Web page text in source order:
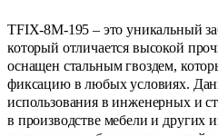
TFIX-8M-195 – это уникальный
который отличается высокой
оснащен стальным гвоздем,
фиксацию в любых условиях.
использования в инженерных и
в производстве мебели и других